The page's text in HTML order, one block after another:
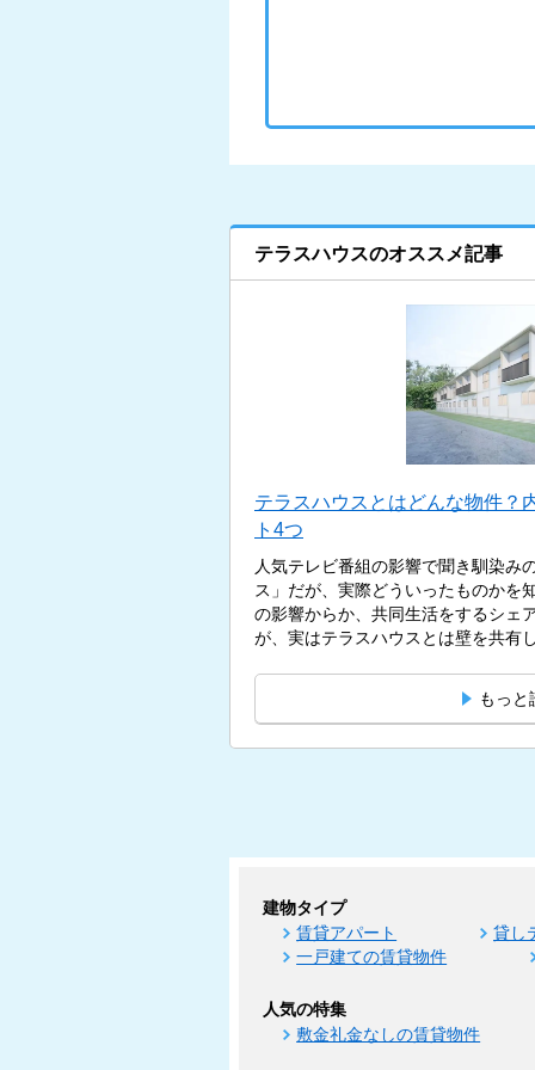
テラスハウスのオススメ記事
テラスハウスとはどんな物件？
ト4つ
人気テレビ番組の影響で聞き馴染み
ス」だが、実際どういったものかを
の影響からか、共同生活をするシェ
が、実はテラスハウスとは壁を共有
もっと
建物タイプ
賃貸アパート
貸し
一戸建ての賃貸物件
人気の特集
敷金礼金なしの賃貸物件